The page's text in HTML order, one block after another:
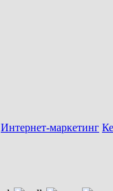
Интернет-маркетинг